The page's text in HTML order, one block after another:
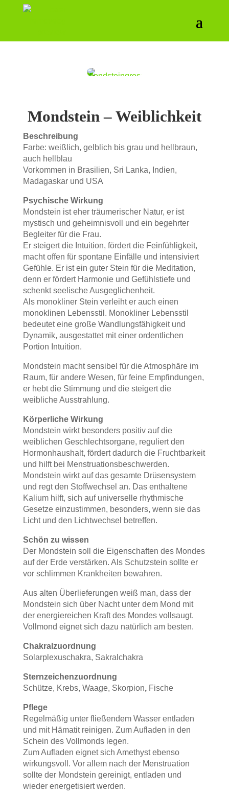
Mondstein – Weiblichkeit
Beschreibung
Farbe: weißlich, gelblich bis grau und hellbraun,
auch hellblau
Vorkommen in Brasilien, Sri Lanka, Indien,
Madagaskar und USA
Psychische Wirkung
Mondstein ist eher träumerischer Natur, er ist
mystisch und geheimnisvoll und ein begehrter
Begleiter für die Frau.
Er steigert die Intuition, fördert die Feinfühligkeit,
macht offen für spontane Einfälle und intensiviert
Gefühle. Er ist ein guter Stein für die Meditation,
denn er fördert Harmonie und Gefühlstiefe und
schenkt seelische Ausgeglichenheit.
Als monokliner Stein verleiht er auch einen
monoklinen Lebensstil. Monokliner Lebensstil
bedeutet eine große Wandlungsfähigkeit und
Dynamik, ausgestattet mit einer ordentlichen
Portion Intuition.
Mondstein macht sensibel für die Atmosphäre im
Raum, für andere Wesen, für feine Empfindungen,
er hebt die Stimmung und die steigert die
weibliche Ausstrahlung.
Körperliche Wirkung
Mondstein wirkt besonders positiv auf die
weiblichen Geschlechtsorgane, reguliert den
Hormonhaushalt, fördert dadurch die Fruchtbarkeit
und hilft bei Menstruationsbeschwerden.
Mondstein wirkt auf das gesamte Drüsensystem
und regt den Stoffwechsel an. Das enthaltene
Kalium hilft, sich auf universelle rhythmische
Gesetze einzustimmen, besonders, wenn sie das
Licht und den Lichtwechsel betreffen.
Schön zu wissen
Der Mondstein soll die Eigenschaften des Mondes
auf der Erde verstärken. Als Schutzstein sollte er
vor schlimmen Krankheiten bewahren.
Aus alten Überlieferungen weiß man, dass der
Mondstein sich über Nacht unter dem Mond mit
der energiereichen Kraft des Mondes vollsaugt.
Vollmond eignet sich dazu natürlich am besten.
Chakralzuordnung
Solarplexuschakra, Sakralchakra
Sternzeichenzuordnung
Schütze, Krebs, Waage, Skorpion, Fische
Pflege
Regelmäßig unter fließendem Wasser entladen
und mit Hämatit reinigen. Zum Aufladen in den
Schein des Vollmonds legen.
Zum Aufladen eignet sich Amethyst ebenso
wirkungsvoll. Vor allem nach der Menstruation
sollte der Mondstein gereinigt, entladen und
wieder energetisiert werden.